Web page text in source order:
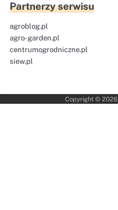
Partnerzy serwisu
agroblog.pl
agro-garden.pl
centrumogrodniczne.pl
siew.pl
Copyright © 2026